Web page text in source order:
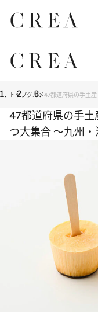
トップグルメ47都道府県の手土
47都道府県の手土産 夏にうれしい！ ひんや
つ大集合 ～